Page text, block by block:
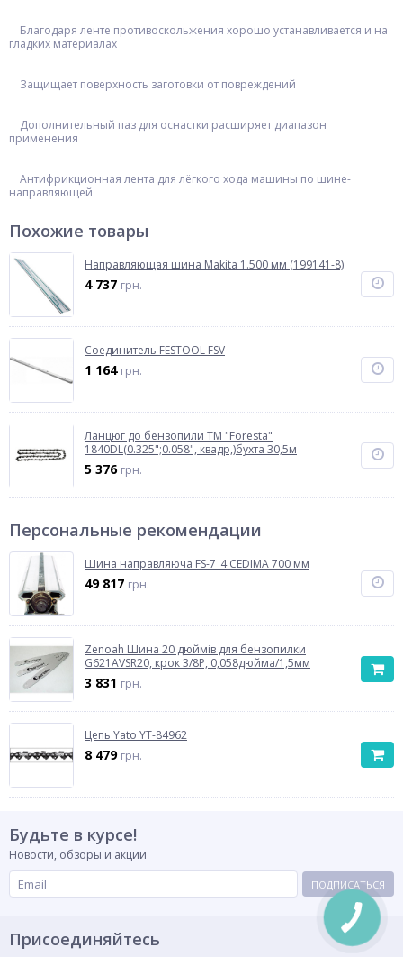
Благодаря ленте противоскольжения хорошо устанавливается и на
гладких материалах
Защищает поверхность заготовки от повреждений
Дополнительный паз для оснастки расширяет диапазон
применения
Антифрикционная лента для лёгкого хода машины по шине-
направляющей
Похожие товары
Направляющая шина Makita 1.500 мм (199141-8)
4 737 грн.
Соединитель FESTOOL FSV
1 164 грн.
Ланцюг до бензопили ТМ "Foresta"
1840DL(0.325";0.058", квадр,)бухта 30,5м
5 376 грн.
Персональные рекомендации
Шина направляюча FS-7_4 CEDIMA 700 мм
49 817 грн.
Zenoah Шина 20 дюймів для бензопилки
G621AVSR20, крок 3/8Р, 0,058дюйма/1,5мм
3 831 грн.
Цепь Yato YT-84962
8 479 грн.
Будьте в курсе!
Новости, обзоры и акции
ПОДПИСАТЬСЯ
Присоединяйтесь
КНОПКА
СВЯЗИ